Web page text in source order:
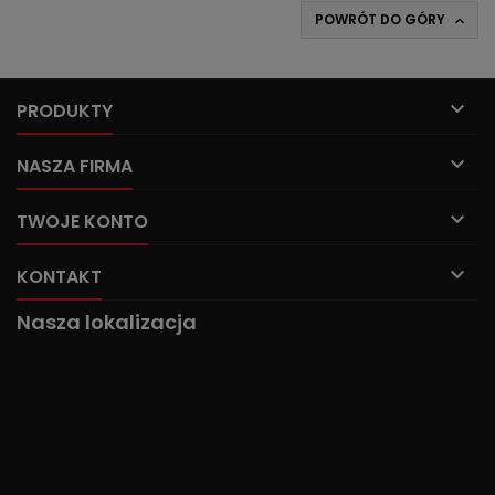
POWRÓT DO GÓRY 
PRODUKTY 
NASZA FIRMA 
TWOJE KONTO 
KONTAKT 
Nasza lokalizacja